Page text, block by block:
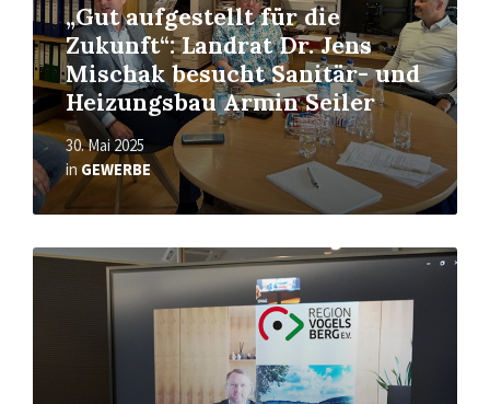
„Gut aufgestellt für die
Zukunft“: Landrat Dr. Jens
Mischak besucht Sanitär- und
Heizungsbau Armin Seiler
30. Mai 2025
in GEWERBE
Read